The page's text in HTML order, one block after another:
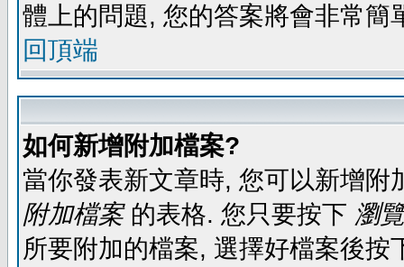
體上的問題, 您的答案將會非常簡
回頂端
如何新增附加檔案?
當你發表新文章時, 您可以新增
附加檔案的表格. 您只要按下 瀏
所要附加的檔案, 選擇好檔案後